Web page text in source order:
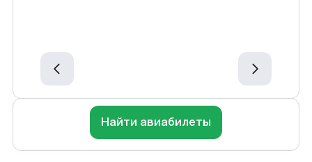
Найти авиабилеты